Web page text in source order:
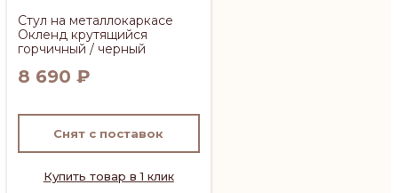
Стул на металлокаркасе
Окленд крутящийся
горчичный / черный
8 690 ₽
Снят с поставок
Купить товар в 1 клик